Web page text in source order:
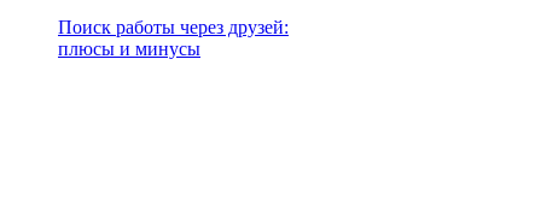
Поиск работы через друзей:
плюсы и минусы